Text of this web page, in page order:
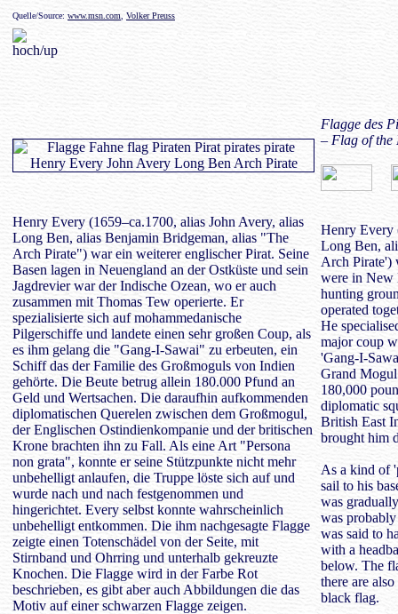
Quelle/Source: www.msn.com Volker Preuss
Flagge des
– Flag of the
Henry Every (1659–ca.1700, alias John Avery, alias
Long Ben, alias Benjamin Bridgeman, alias "The
Arch Pirate") war ein weiterer englischer Pirat. Seine
Basen lagen in Neuengland an der Ostküste und sein
Jagdrevier war der Indische Ozean, wo er auch
zusammen mit Thomas Tew operierte. Er
spezialisierte sich auf mohammedanische
Pilgerschiffe und landete einen sehr großen Coup, als
es ihm gelang die "Gang-I-Sawai" zu erbeuten, ein
Schiff das der Familie des Großmoguls von Indien
gehörte. Die Beute betrug allein 180.000 Pfund an
Geld und Wertsachen. Die daraufhin aufkommenden
diplomatischen Querelen zwischen dem Großmogul,
der Englischen Ostindienkompanie und der britischen
Krone brachten ihn zu Fall. Als eine Art "Persona
non grata", konnte er seine Stützpunkte nicht mehr
unbehelligt anlaufen, die Truppe löste sich auf und
wurde nach und nach festgenommen und
hingerichtet. Every selbst konnte wahrscheinlich
unbehelligt entkommen. Die ihm nachgesagte Flagge
zeigte einen Totenschädel von der Seite, mit
Stirnband und Ohrring und unterhalb gekreuzte
Knochen. Die Flagge wird in der Farbe Rot
beschrieben, es gibt aber auch Abbildungen die das
Motiv auf einer schwarzen Flagge zeigen.
Henry Every
Long Ben,
Arch Pirate')
were in New
hunting
operated
He
major coup
'Gang-I-
Grand
180,000
diplomatic
British East
brought him
As a kind of
sail to his
was
was
was said to
with a
below. The
there are
black flag.